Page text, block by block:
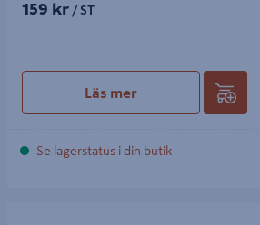
159 kr / ST
Läs mer
Se lagerstatus i din butik